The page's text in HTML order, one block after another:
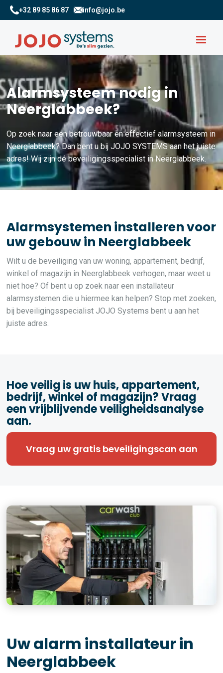
+32 89 85 86 87 info@jojo.be
Alarmsysteem nodig in
Neerglabbeek?
Op zoek naar een betrouwbaar en effectief alarmsysteem in
Neerglabbeek? Dan bent u bij JOJO SYSTEMS aan het juiste
adres! Wij zijn dé beveiligingsspecialist in Neerglabbeek.
Alarmsystemen installeren voor
uw gebouw in Neerglabbeek
Wilt u de beveiliging van uw woning, appartement, bedrijf,
winkel of magazijn in Neerglabbeek verhogen, maar weet u
niet hoe? Of bent u op zoek naar een installateur
alarmsystemen die u hiermee kan helpen? Stop met zoeken,
bij beveiligingsspecialist JOJO Systems bent u aan het
juiste adres.
Hoe veilig is uw huis, appartement,
bedrijf, winkel of magazijn? Vraag
een vrijblijvende veiligheidsanalyse
aan.
Vraag uw gratis beveiligingscan aan
Uw alarm installateur in
Neerglabbeek